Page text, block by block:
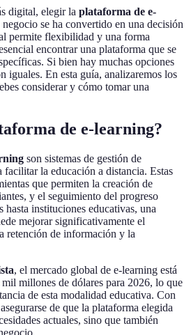
digital, elegir la plataforma de e-
negocio se ha convertido en una decisión
permite flexibilidad y una forma
encontrar una plataforma que se
Si bien hay muchas opciones
iguales. En esta guía, analizaremos los
considerar y cómo tomar una
de e-learning?
son sistemas de gestión de
facilitar la educación a distancia. Estas
que permiten la creación de
y el seguimiento del progreso
hasta instituciones educativas, una
mejorar significativamente el
retención de información y la
, el mercado global de e-learning está
millones de dólares para 2026, lo que
de esta modalidad educativa. Con
de que la plataforma elegida
actuales, sino que también